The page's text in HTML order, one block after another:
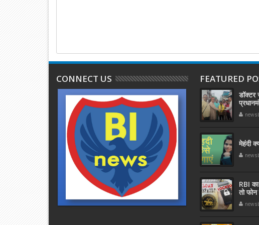
CONNECT US FEATURED
डॉक्टर
में सफाई
मेहंदी
RBI
तो
बाद